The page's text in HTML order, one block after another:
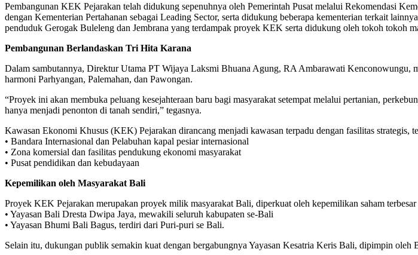
Pembangunan KEK Pejarakan telah didukung sepenuhnya oleh Pemerintah Pusat melalui Rekomendasi
dengan Kementerian Pertahanan sebagai Leading Sector, serta didukung beberapa kementerian terkait
penduduk Gerogak Buleleng dan Jembrana yang terdampak proyek KEK serta didukung oleh tokoh tokoh
Pembangunan Berlandaskan Tri Hita Karana
Dalam sambutannya, Direktur Utama PT Wijaya Laksmi Bhuana Agung, RA Ambarawati Kenconowungu,
harmoni Parhyangan, Palemahan, dan Pawongan.
“Proyek ini akan membuka peluang kesejahteraan baru bagi masyarakat setempat melalui pertanian,
hanya menjadi penonton di tanah sendiri,” tegasnya.
Kawasan Ekonomi Khusus (KEK) Pejarakan dirancang menjadi kawasan terpadu dengan fasilitas strategis,
• Bandara Internasional dan Pelabuhan kapal pesiar internasional
• Zona komersial dan fasilitas pendukung ekonomi masyarakat
• Pusat pendidikan dan kebudayaan
Kepemilikan oleh Masyarakat Bali
Proyek KEK Pejarakan merupakan proyek milik masyarakat Bali, diperkuat oleh kepemilikan saham terbesar
• Yayasan Bali Dresta Dwipa Jaya, mewakili seluruh kabupaten se-Bali
• Yayasan Bhumi Bali Bagus, terdiri dari Puri-puri se Bali.
Selain itu, dukungan publik semakin kuat dengan bergabungnya Yayasan Kesatria Keris Bali, dipimpin